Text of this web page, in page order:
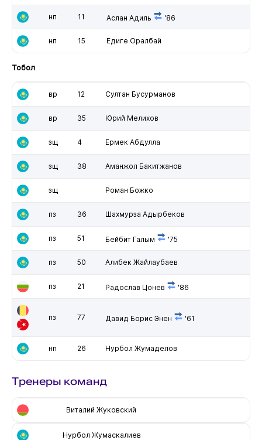
нп 11 Аслан Адиль '86
нп 15 Едиге Оралбай
Тобол
вр 12 Султан Бусурманов
вр 35 Юрий Мелихов
зщ 4 Ермек Абдулла
зщ 38 Аманжол Бакитжанов
зщ Роман Божко
пз 36 Шахмурза Адырбеков
пз 51 Бейбит Галым '75
пз 50 Алибек Жайлаубаев
пз 21 Радослав Цонев '86
пз 77 Давид Борис Энен '61
нп 26 Нурбол Жумаделов
Тренеры команд
Виталий Жуковский
Нурбол Жумаскалиев